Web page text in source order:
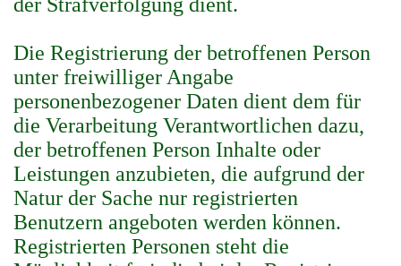
Die Registrierung der betroffenen Person
unter freiwilliger Angabe
personenbezogener Daten dient dem für
die Verarbeitung Verantwortlichen dazu,
der betroffenen Person Inhalte oder
Leistungen anzubieten, die aufgrund der
Natur der Sache nur registrierten
Benutzern angeboten werden können.
Registrierten Personen steht die